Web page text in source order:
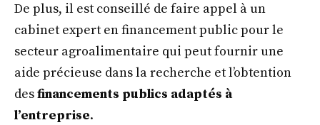
De plus, il est conseillé de faire appel à un
cabinet expert en financement public pour le
secteur agroalimentaire qui peut fournir une
aide précieuse dans la recherche et l’obtention
desfinancements publics adaptés à
l’entreprise.